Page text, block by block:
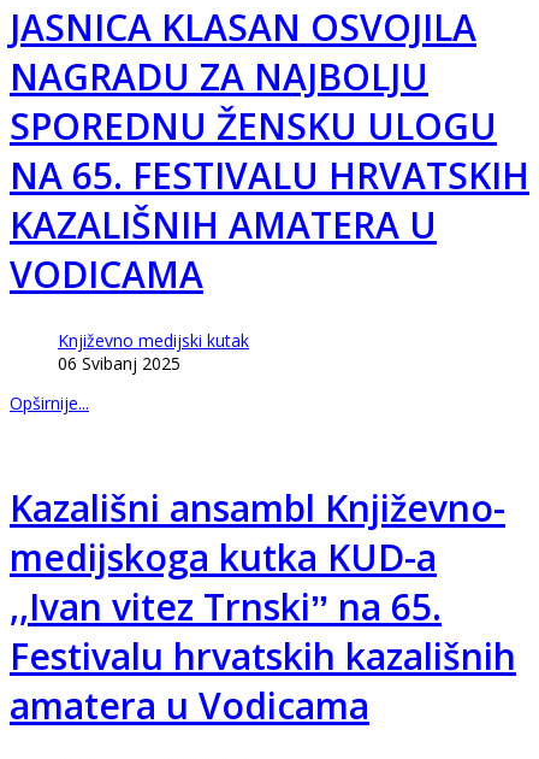
JASNICA KLASAN OSVOJILA
NAGRADU ZA NAJBOLJU
SPOREDNU ŽENSKU ULOGU
NA 65. FESTIVALU HRVATSKIH
KAZALIŠNIH AMATERA U
VODICAMA
Književno medijski kutak
06 Svibanj 2025
Opširnije...
Kazališni ansambl Književno-
medijskoga kutka KUD-a
,,Ivan vitez Trnskiˮ na 65.
Festivalu hrvatskih kazališnih
amatera u Vodicama